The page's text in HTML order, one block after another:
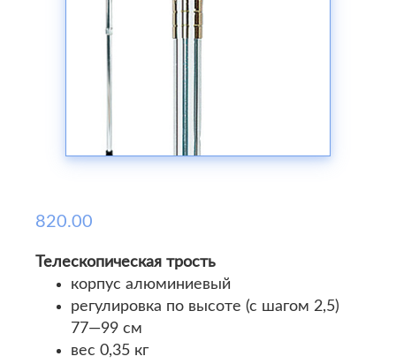
820.00
Телескопическая трость
корпус алюминиевый
регулировка по высоте (с шагом 2,5)
77—99 см
вес 0,35 кг